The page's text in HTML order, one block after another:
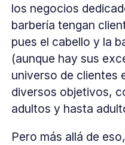
los negocios
barbería tengan
pues el cabello y la
(aunque hay sus
universo de clientes
diversos objetivos,
adultos y hasta
Pero más allá de